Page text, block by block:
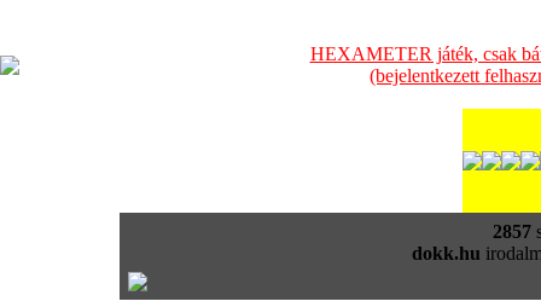
HEXAMETER játék, csak
(bejelentkezett
2857
dokk.hu